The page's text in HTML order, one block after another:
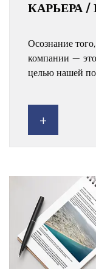
КАРЬЕРА
Осознание
компании — это
целью нашей
+